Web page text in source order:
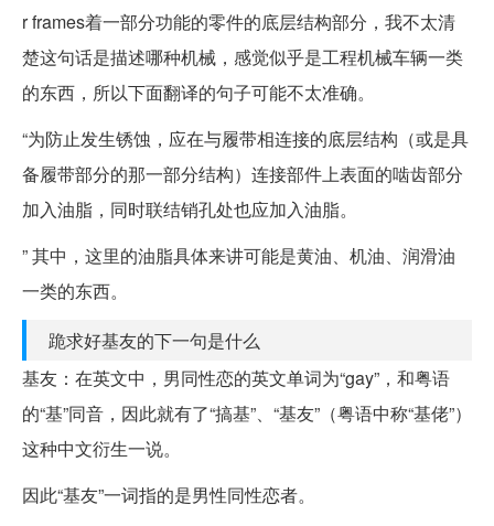
r frames着一部分功能的零件的底层结构部分，我不太清
楚这句话是描述哪种机械，感觉似乎是工程机械车辆一类
的东西，所以下面翻译的句子可能不太准确。
“为防止发生锈蚀，应在与履带相连接的底层结构（或是具
备履带部分的那一部分结构）连接部件上表面的啮齿部分
加入油脂，同时联结销孔处也应加入油脂。
” 其中，这里的油脂具体来讲可能是黄油、机油、润滑油
一类的东西。
跪求好基友的下一句是什么
基友：在英文中，男同性恋的英文单词为“gay”，和粤语
的“基”同音，因此就有了“搞基”、“基友”（粤语中称“基佬”）
这种中文衍生一说。
因此“基友”一词指的是男性同性恋者。